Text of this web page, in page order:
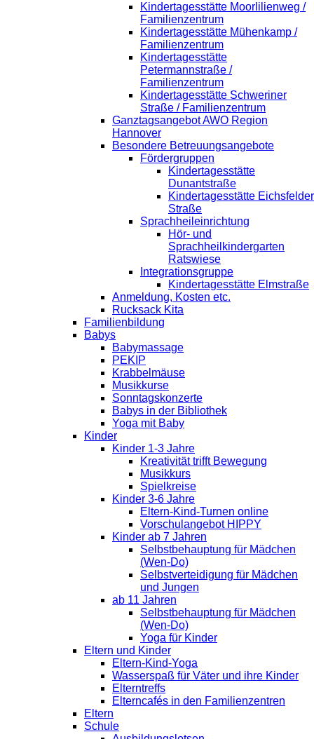
Kindertagesstätte Moorlilienweg /
Familienzentrum
Kindertagesstätte Mühenkamp /
Familienzentrum
Kindertagesstätte
Petermannstraße /
Familienzentrum
Kindertagesstätte Schweriner
Straße / Familienzentrum
Ganztagsangebot AWO Region
Hannover
Besondere Betreuungsangebote
Fördergruppen
Kindertagesstätte
Dunantstraße
Kindertagesstätte Eichsfelder
Straße
Sprachheileinrichtung
Hör- und
Sprachheilkindergarten
Ratswiese
Integrationsgruppe
Kindertagesstätte Elmstraße
Anmeldung, Kosten etc.
Rucksack Kita
Familienbildung
Babys
Babymassage
PEKIP
Krabbelmäuse
Musikkurse
Sonntagskonzerte
Babys in der Bibliothek
Yoga mit Baby
Kinder
Kinder 1-3 Jahre
Kreativität trifft Bewegung
Musikkurs
Spielkreise
Kinder 3-6 Jahre
Eltern-Kind-Turnen online
Vorschulangebot HIPPY
Kinder ab 7 Jahren
Selbstbehauptung für Mädchen
(Wen-Do)
Selbstverteidigung für Mädchen
und Jungen
ab 11 Jahren
Selbstbehauptung für Mädchen
(Wen-Do)
Yoga für Kinder
Eltern und Kinder
Eltern-Kind-Yoga
Wasserspaß für Väter und ihre Kinder
Elterntreffs
Elterncafés in den Familienzentren
Eltern
Schule